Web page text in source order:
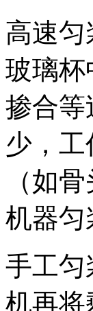
高速匀
玻璃杯
掺合等
少，
（如
机器匀
手工匀
机再将